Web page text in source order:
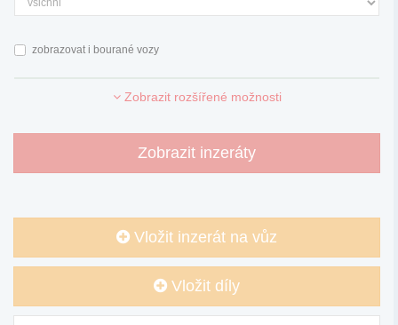
zobrazovat i bourané vozy
Zobrazit rozšířené možnosti
Zobrazit inzeráty
Vložit inzerát na vůz
Vložit díly